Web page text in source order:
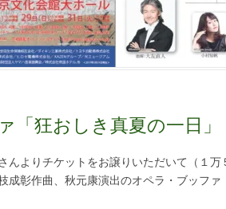
「狂おしき真夏の一日」
んよりチケットをお譲りいただいて（１万
成彰作曲、秋元康演出のオペラ・ブッフ